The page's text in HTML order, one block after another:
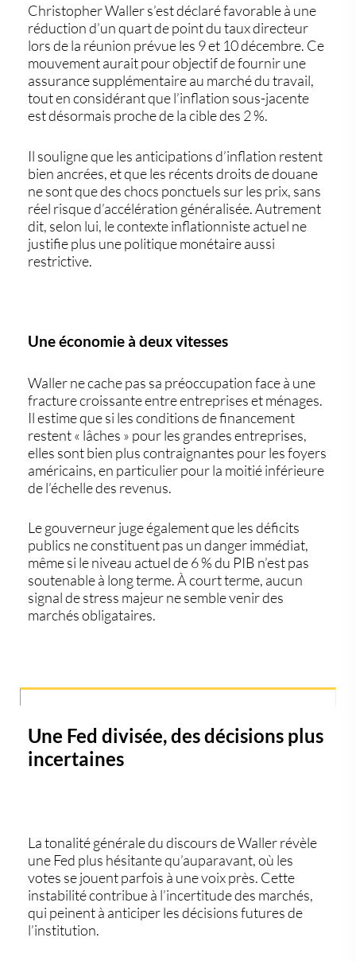
Christopher Waller s’est déclaré favorable à une
réduction d’un quart de pointdu taux directeur
lors de la réunion prévue les 9 et 10 décembre. Ce
mouvement aurait pour objectif defournir une
assurance supplémentaire au marché du travail,
tout en considérant quel’inflation sous-jacente
est désormais proche de la cible des 2 %.
Il souligne queles anticipations d’inflation restent
bien ancrées, et que les récents droits de douane
ne sont que des chocs ponctuels sur les prix, sans
réel risque d’accélération généralisée. Autrement
dit, selon lui, le contexte inflationniste actuel ne
justifie plus une politique monétaire aussi
restrictive.
Une économie à deux vitesses
Waller ne cache pas sa préoccupation face à une
fracture croissante entre entreprises et ménages.
Il estime que si les conditions de financement
restent « lâches » pour les grandes entreprises,
elles sont bien plus contraignantes pour les foyers
américains, en particulier pour la moitié inférieure
de l’échelle des revenus.
Le gouverneur juge également queles déficits
publics ne constituent pas un danger immédiat,
même si le niveau actuel de 6 % du PIB n’est pas
soutenable à long terme. À court terme, aucun
signal de stress majeur ne semble venir des
marchés obligataires.
Une Fed divisée, des décisions plus
incertaines
La tonalité générale du discours de Waller révèle
uneFed plus hésitante qu’auparavant, où les
votes se jouent parfois à une voix près. Cette
instabilité contribue à l’incertitude des marchés,
qui peinent à anticiper les décisions futures de
l’institution.